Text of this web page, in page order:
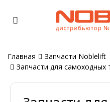
Главная
Запчасти Noblelift
Запчасти для